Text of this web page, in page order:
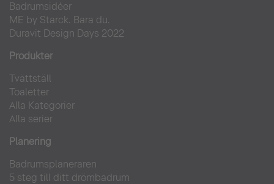
Badrumsidéer
ME by Starck. Bara du.
Duravit Design Days 2022
Produkter
Tvättställ
Toaletter
Alla Kategorier
Alla serier
Planering
Badrumsplaneraren
5 steg till ditt drömbadrum